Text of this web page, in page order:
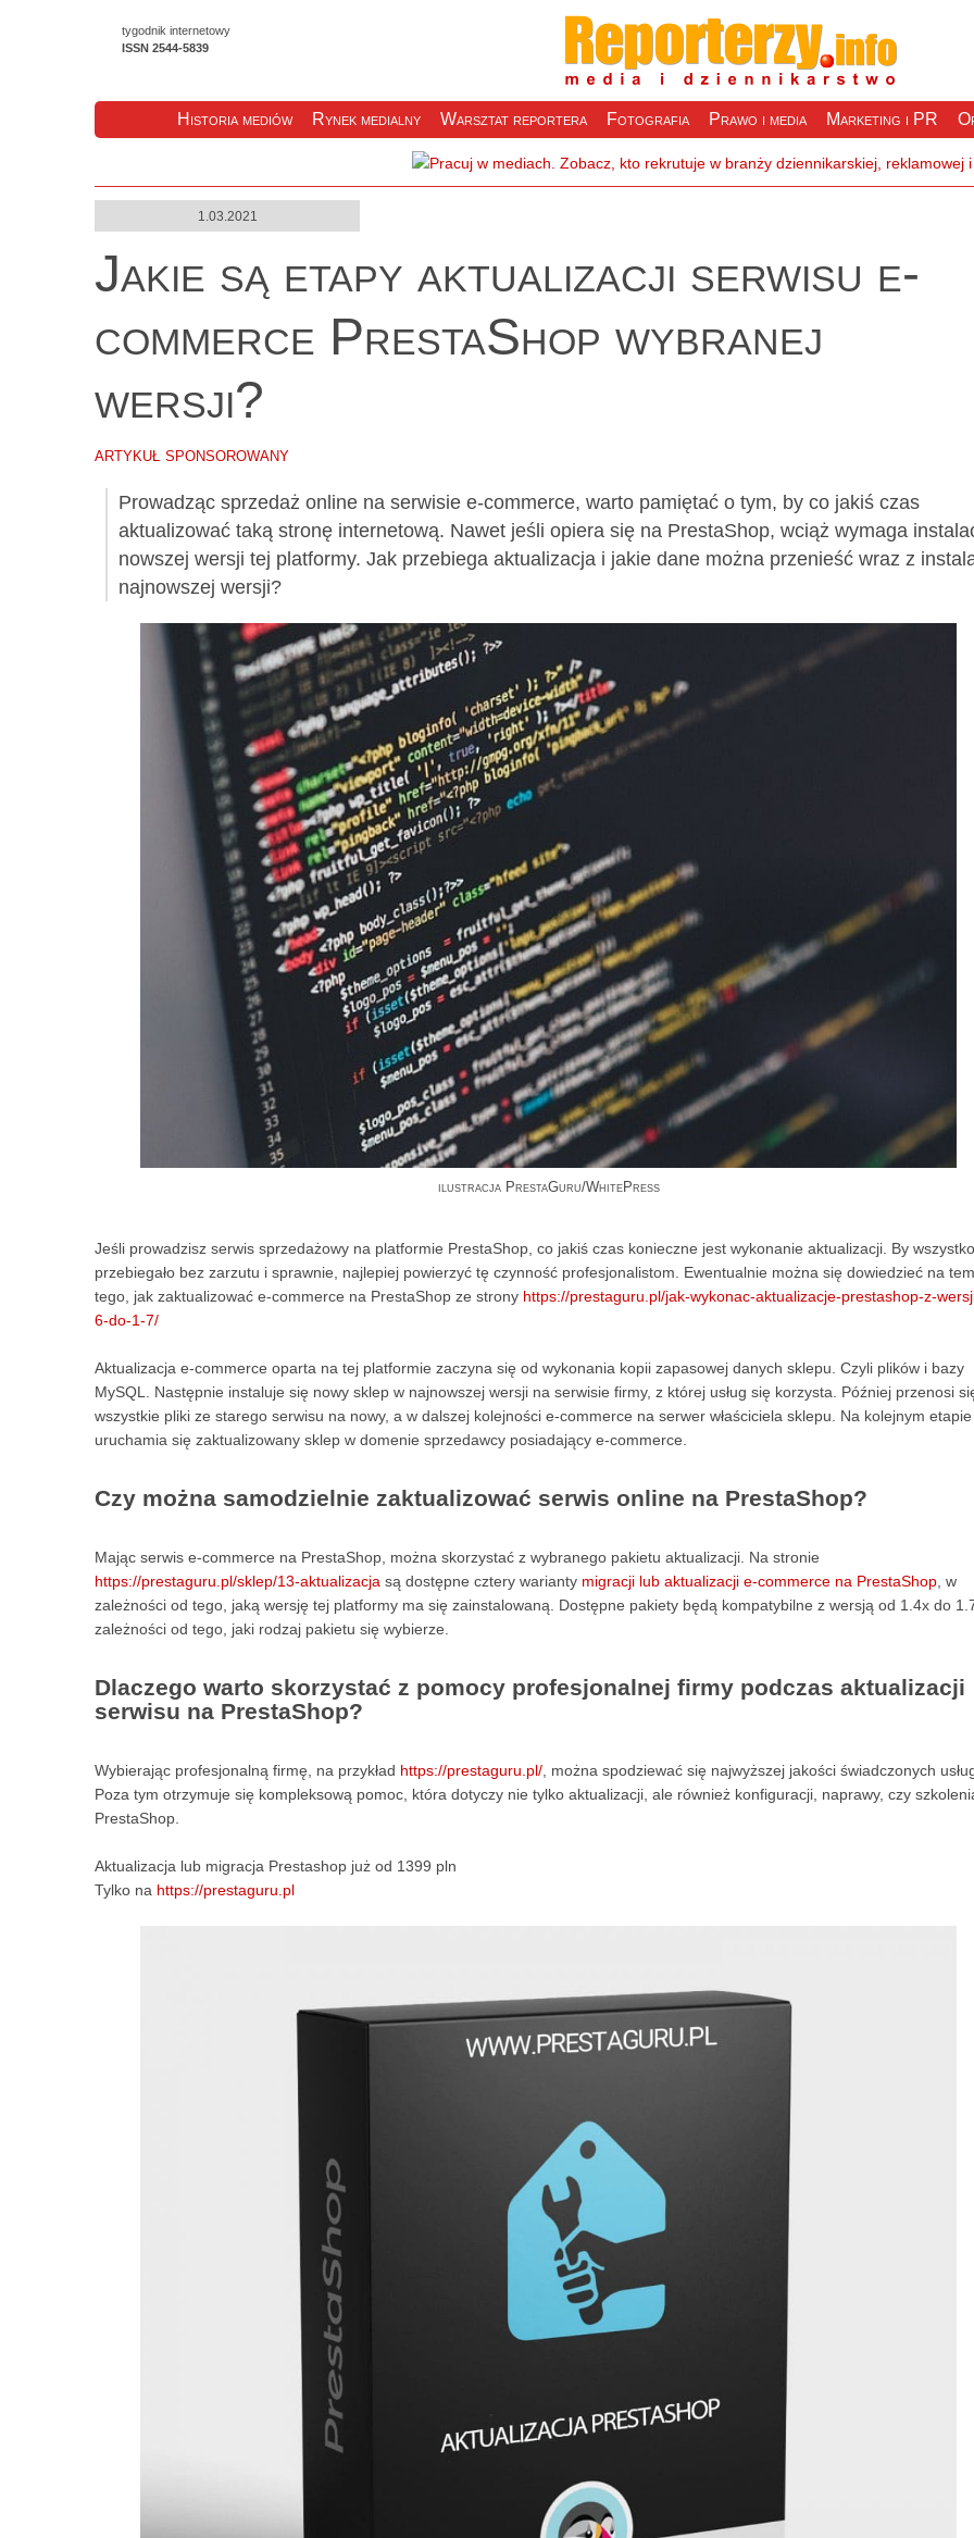
Historia mediów Rynek medialny Warsztat reportera Fotografia Prawo i media Marketing i PR
tygodnik internetowy
ISSN 2544-5839
1.03.2021
Jakie są etapy aktualizacji serwisu e-
commerce PrestaShop wybranej
wersji?
artykuł sponsorowany
Prowadząc sprzedaż online na serwisie e-commerce, warto pamiętać o tym, by co jakiś czas
aktualizować taką stronę internetową. Nawet jeśli opiera się na PrestaShop, wciąż wymaga
nowszej wersji tej platformy. Jak przebiega aktualizacja i jakie dane można przenieść wraz z
najnowszej wersji?
ilustracja PrestaGuru/WhitePress
Jeśli prowadzisz serwis sprzedażowy na platformie PrestaShop, co jakiś czas konieczne jest wykonanie aktualizacji. By wszystko
przebiegało bez zarzutu i sprawnie, najlepiej powierzyć tę czynność profesjonalistom. Ewentualnie można się dowiedzieć na
tego, jak zaktualizować e-commerce na PrestaShop ze strony https://prestaguru.pl/jak-wykonac-aktualizacje-prestashop-z-
6-do-1-7/
Aktualizacja e-commerce oparta na tej platformie zaczyna się od wykonania kopii zapasowej danych sklepu. Czyli plików i bazy
MySQL. Następnie instaluje się nowy sklep w najnowszej wersji na serwisie firmy, z której usług się korzysta. Później przenosi
wszystkie pliki ze starego serwisu na nowy, a w dalszej kolejności e-commerce na serwer właściciela sklepu. Na kolejnym etapie
uruchamia się zaktualizowany sklep w domenie sprzedawcy posiadający e-commerce.
Czy można samodzielnie zaktualizować serwis online na PrestaShop?
Mając serwis e-commerce na PrestaShop, można skorzystać z wybranego pakietu aktualizacji. Na stronie
https://prestaguru.pl/sklep/13-aktualizacja są dostępne cztery warianty migracji lub aktualizacji e-commerce na PrestaShop, w
zależności od tego, jaką wersję tej platformy ma się zainstalowaną. Dostępne pakiety będą kompatybilne z wersją od 1.4x do
zależności od tego, jaki rodzaj pakietu się wybierze.
Dlaczego warto skorzystać z pomocy profesjonalnej firmy podczas aktualizacji
serwisu na PrestaShop?
Wybierając profesjonalną firmę, na przykład https://prestaguru.pl/, można spodziewać się najwyższej jakości świadczonych
Poza tym otrzymuje się kompleksową pomoc, która dotyczy nie tylko aktualizacji, ale również konfiguracji, naprawy, czy
PrestaShop.
Aktualizacja lub migracja Prestashop już od 1399 pln
Tylko na https://prestaguru.pl